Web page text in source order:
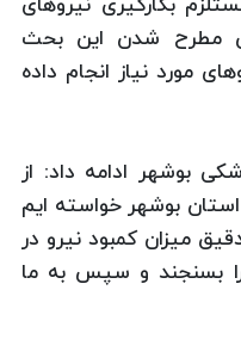
بکارگیری نیروهای
مطرح شدن این بحث
مورد نیاز انجام داده
بوشهر ادامه داد: از
بوشهر خواسته ایم
میزان کمبود نیرو در
بسنجند و سپس به ما